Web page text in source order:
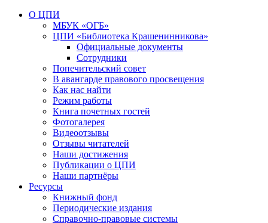
О ЦПИ
МБУК «ОГБ»
ЦПИ «Библиотека Крашенинникова»
Официальные документы
Сотрудники
Попечительский совет
В авангарде правового просвещения
Как нас найти
Режим работы
Книга почетных гостей
Фотогалерея
Видеоотзывы
Отзывы читателей
Наши достижения
Публикации о ЦПИ
Наши партнёры
Ресурсы
Книжный фонд
Периодические издания
Справочно-правовые системы